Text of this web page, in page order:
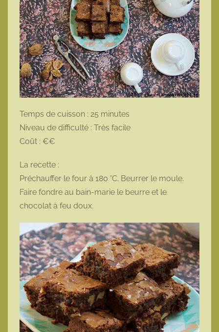
Temps de cuisson : 25 minutes
Niveau de difficulté : Très facile
Coût : €€
La recette :
Préchauffer le four à 180 °C. Beurrer le moule.
Faire fondre au bain-marie le beurre et le
chocolat à feu doux.